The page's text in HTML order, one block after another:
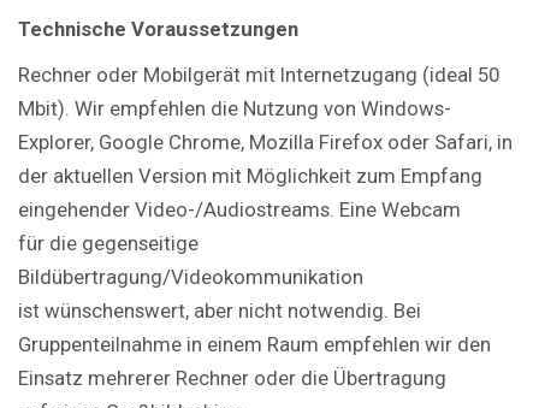
Technische Voraussetzungen
Rechner oder Mobilgerät mit Internetzugang (ideal 50
Mbit). Wir empfehlen die Nutzung von Windows-
Explorer, Google Chrome, Mozilla Firefox oder Safari, in
der aktuellen Version mit Möglichkeit zum Empfang
eingehender Video-/Audiostreams. Eine Webcam
für die gegenseitige
Bildübertragung/Videokommunikation
ist wünschenswert, aber nicht notwendig. Bei
Gruppenteilnahme in einem Raum empfehlen wir den
Einsatz mehrerer Rechner oder die Übertragung